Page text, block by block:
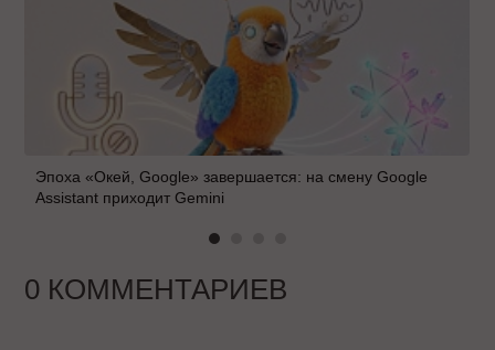
Эпоха «Окей, Google» завершается: на смену Google
Assistant приходит Gemini
0 КОММЕНТАРИЕВ